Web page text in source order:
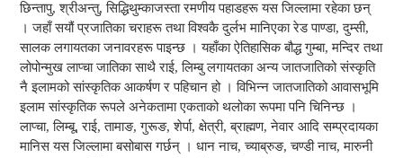
छिन्तापु, श्रीअन्तु, सिद्धिथुम्काजस्ता रमणीय पहाडहरू यस जिल्लामा रहेका छन्
। जहाँ सयौं प्रजातिका चराहरू तथा विश्वकै दुर्लभ मानिएका रेड पाण्डा, दुम्सी,
सालक लगायतका जनावरहरू पाइन्छ । यहाँका ऐतिहासिक बौद्ध गुम्बा, मन्दिर तथा
लोपोन्मुख लाप्चा जातिका साथै राई, लिम्बु लगायतका अन्य जातजातिको संस्कृति
नै इलामको सांस्कृतिक आकर्षण र पहिचान हो । विभिन्न जातजातिको आवासभूमि
इलाम सांस्कृतिक रूपले अनेकतामा एकताको थलोका रूपमा पनि चिनिन्छ ।
लाप्चा, लिम्बू, राई, तामाङ, गुरूङ, शेर्पा, क्षेत्री, ब्राह्मण, नेवार आदि सम्प्रदायका
मानिस यस जिल्लामा बसोबास गर्छन् । धान नाच, च्याब्रुङ, चण्डी नाच, मारुनी